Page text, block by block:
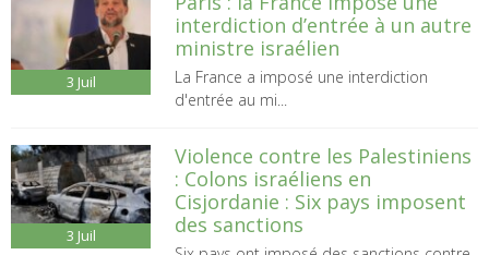
3 Juil
interdiction d’entrée à un autre
ministre israélien
La France a imposé une interdiction
d'entrée au mi...
3 Juil
Violence contre les Palestiniens
: Colons israéliens en
Cisjordanie : Six pays imposent
des sanctions